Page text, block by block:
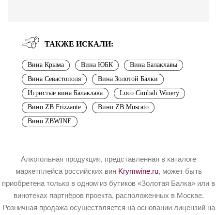
ТАКЖЕ ИСКАЛИ:
Вина Крыма Вина ЮБК
Вина Балаклавы
Вина Севастополя
Вина Золотой Балки
Игристые вина Балаклава
Loco Cimbali Winery
Вино ZB Frizzante
Вино ZB Moscato
Вино ZBWINE
Алкогольная продукция, представленная в каталоге
маркетплейса российских вин Krymwine.ru, может быть
приобретена только в одном из бутиков «Золотая Балка» или в
винотеках партнёров проекта, расположенных в Москве.
Розничная продажа осуществляется на основании лицензий на